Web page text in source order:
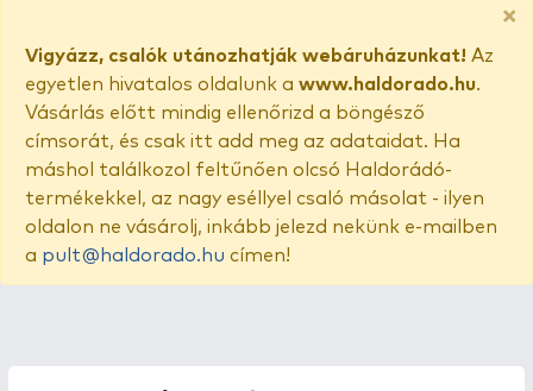
×
Vigyázz, csalók utánozhatják webáruházunkat! Az
egyetlen hivatalos oldalunk a www.haldorado.hu.
Vásárlás előtt mindig ellenőrizd a böngésző
címsorát, és csak itt add meg az adataidat. Ha
máshol találkozol feltűnően olcsó Haldorádó-
termékekkel, az nagy eséllyel csaló másolat - ilyen
oldalon ne vásárolj, inkább jelezd nekünk e-mailben
a pult@haldorado.hu címen!